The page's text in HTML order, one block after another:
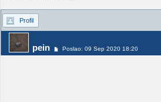
Profil
pein Poslao: 09 Sep 2020 18:20